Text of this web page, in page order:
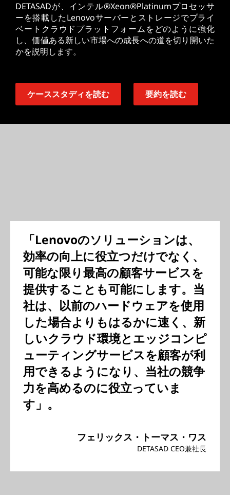
DETASADが、インテル®Xeon®Platinumプロセッサ
ーを搭載したLenovoサーバーとストレージでプライ
ベートクラウドプラットフォームをどのように強化
し、価値ある新しい市場への成長への道を切り開いた
かを説明します。
ケーススタディを読む 要約を読む
「Lenovoのソリューションは、
効率の向上に役立つだけでなく、
可能な限り最高の顧客サービスを
提供することも可能にします。当
社は、以前のハードウェアを使用
した場合よりもはるかに速く、新
しいクラウド環境とエッジコンピ
ューティングサービスを顧客が利
用できるようになり、当社の競争
力を高めるのに役立っていま
す」。
フェリックス・トーマス・ワス
DETASAD CEO兼社長